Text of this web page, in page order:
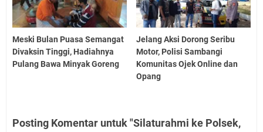
Meski Bulan Puasa Semangat
Divaksin Tinggi, Hadiahnya
Pulang Bawa Minyak Goreng
Jelang Aksi Dorong Seribu
Motor, Polisi Sambangi
Komunitas Ojek Online dan
Opang
Posting Komentar untuk "Silaturahmi ke Polsek,